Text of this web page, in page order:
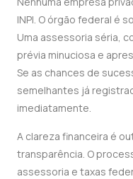
INPI. O órgão federal é
Uma assessoria séria,
prévia minuciosa e
Se as chances de
semelhantes já
imediatamente.
A clareza financeira é
transparência. O
assessoria e taxas